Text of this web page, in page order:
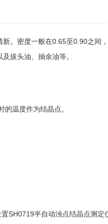
。密度一般在0.65至0.90之间
拔头油、抽余油等。
温度作为结晶点。
SH0719半自动浊点结晶点测